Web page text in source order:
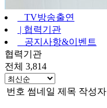
TV방송출연
| 협력기관
공지사항&이벤트
협력기관
전체 3,814
번호 썸네일 제목 작성자